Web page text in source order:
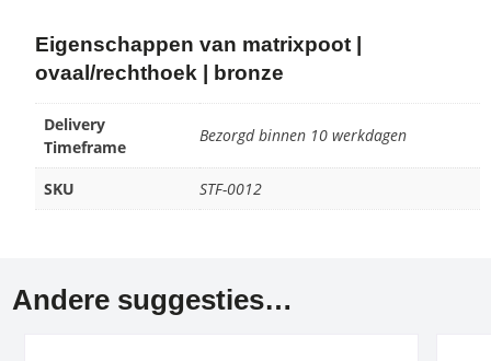
Eigenschappen van matrixpoot |
ovaal/rechthoek | bronze
Delivery
Timeframe
Bezorgd binnen 10 werkdagen
SKU STF-0012
Andere suggesties…